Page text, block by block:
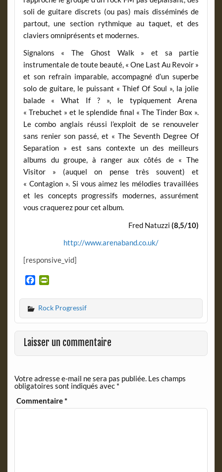
soli de guitare discrets (ou pas) mais disséminés de
partout, une section rythmique au taquet, et des
claviers omniprésents et modernes.
Signalons « The Ghost Walk » et sa partie
instrumentale de toute beauté, « One Last Au Revoir »
et son refrain imparable, accompagné d’un superbe
solo de guitare, le puissant « Thief Of Soul », la jolie
balade « What If ? », le typiquement Arena
« Trebuchet » et le splendide final « The Tinder Box ».
Le combo anglais réussi l’exploit de se renouveler
sans renier son passé, et « The Seventh Degree Of
Separation » est sans contexte un des meilleurs
albums du groupe, à ranger aux côtés de « The
Visitor » (auquel on pense très souvent) et
« Contagion ». Si vous aimez les mélodies travaillées
et les concepts progressifs modernes, assurément
vous craquerez pour cet album.
Fred Natuzzi(8,5/10)
http://www.arenaband.co.uk/
[responsive_vid]
c
e
b
o
o
k
i
n
t
F
r
e
d
l
y
Rock Progressif
Laisser un commentaire
Votre adresse e-mail ne sera pas publiée. Les champs
obligatoires sont indiqués avec *
Commentaire*